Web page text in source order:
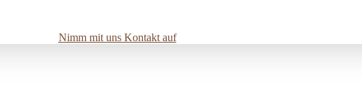
Nimm mit uns Kontakt auf